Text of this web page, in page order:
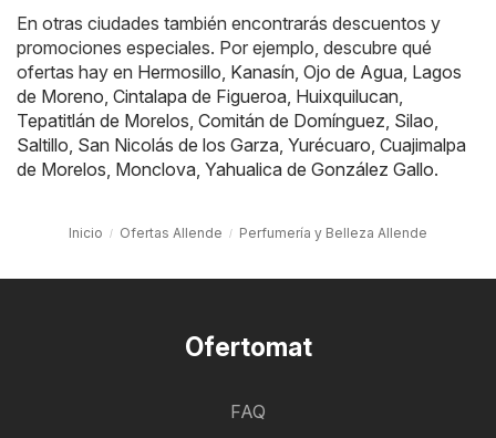
En otras ciudades también encontrarás descuentos y
promociones especiales. Por ejemplo, descubre qué
ofertas hay en Hermosillo Kanasín Ojo de Agua Lagos
de Moreno Cintalapa de Figueroa Huixquilucan
Tepatitlán de Morelos Comitán de Domínguez Silao
Saltillo San Nicolás de los Garza Yurécuaro Cuajimalpa
de Morelos Monclova Yahualica de González Gallo.
Inicio Ofertas Allende Perfumería y Belleza Allende
Ofertomat
FAQ